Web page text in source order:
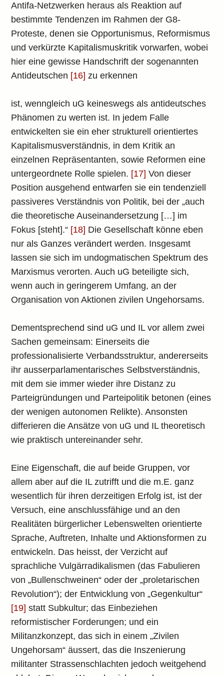
Antifa-Netzwerken heraus als Reaktion auf
bestimmte Tendenzen im Rahmen der G8-
Proteste, denen sie Opportunismus, Reformismus
und verkürzte Kapitalismuskritik vorwarfen, wobei
hier eine gewisse Handschrift der sogenannten
Antideutschen [16] zu erkennen
ist, wenngleich uG keineswegs als antideutsches
Phänomen zu werten ist. In jedem Falle
entwickelten sie ein eher strukturell orientiertes
Kapitalismusverständnis, in dem Kritik an
einzelnen Repräsentanten, sowie Reformen eine
untergeordnete Rolle spielen. [17] Von dieser
Position ausgehend entwarfen sie ein tendenziell
passiveres Verständnis von Politik, bei der „auch
die theoretische Auseinandersetzung […] im
Fokus [steht].“ [18] Die Gesellschaft könne eben
nur als Ganzes verändert werden. Insgesamt
lassen sie sich im undogmatischen Spektrum des
Marxismus verorten. Auch uG beteiligte sich,
wenn auch in geringerem Umfang, an der
Organisation von Aktionen zivilen Ungehorsams.
Dementsprechend sind uG und IL vor allem zwei
Sachen gemeinsam: Einerseits die
professionalisierte Verbandsstruktur, andererseits
ihr ausserparlamentarisches Selbstverständnis,
mit dem sie immer wieder ihre Distanz zu
Parteigründungen und Parteipolitik betonen (eines
der wenigen autonomen Relikte). Ansonsten
differieren die Ansätze von uG und IL theoretisch
wie praktisch untereinander sehr.
Eine Eigenschaft, die auf beide Gruppen, vor
allem aber auf die IL zutrifft und die m.E. ganz
wesentlich für ihren derzeitigen Erfolg ist, ist der
Versuch, eine anschlussfähige und an den
Realitäten bürgerlicher Lebenswelten orientierte
Sprache, Auftreten, Inhalte und Aktionsformen zu
entwickeln. Das heisst, der Verzicht auf
sprachliche Vulgärradikalismen (das Fabulieren
von „Bullenschweinen“ oder der „proletarischen
Revolution“); der Entwicklung von „Gegenkultur“
[19] statt Subkultur; das Einbeziehen
reformistischer Forderungen; und ein
Militanzkonzept, das sich in einem „Zivilen
Ungehorsam“ äussert, das die Inszenierung
militanter Strassenschlachten jedoch weitgehend